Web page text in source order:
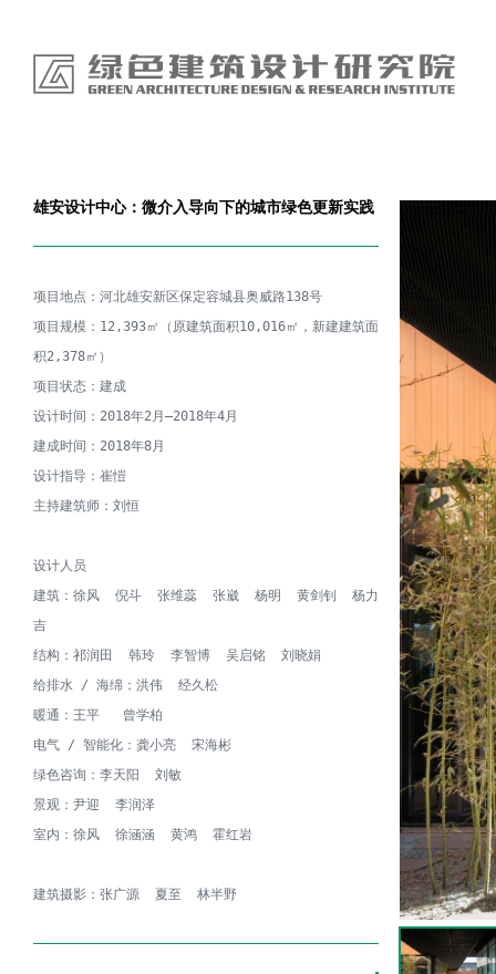
雄安设计中心：微介入导向下的城市绿色更新实践
项目地点：河北雄安新区保定容城县奥威路138号
项目规模：12,393㎡（原建筑面积10,016㎡，新建建筑面
积2,378㎡）
项目状态：建成
设计时间：2018年2月—2018年4月
建成时间：2018年8月
设计指导：崔愷
主持建筑师：刘恒
设计人员
建筑：徐风  倪斗  张维蕊  张崴  杨明  黄剑钊  杨力
吉
结构：祁润田  韩玲  李智博  吴启铭  刘晓娟
给排水 / 海绵：洪伟  经久松
暖通：王平   曾学柏
电气 / 智能化：龚小亮  宋海彬
绿色咨询：李天阳  刘敏
景观：尹迎  李润泽
室内：徐风  徐涵涵  黄鸿  霍红岩
建筑摄影：张广源  夏至  林半野